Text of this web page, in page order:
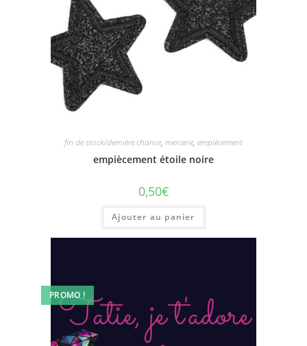
fin de stock/dernière chance, mercerie, empiècement
empiècement étoile noire
0,50€
Ajouter au panier
PROMO !